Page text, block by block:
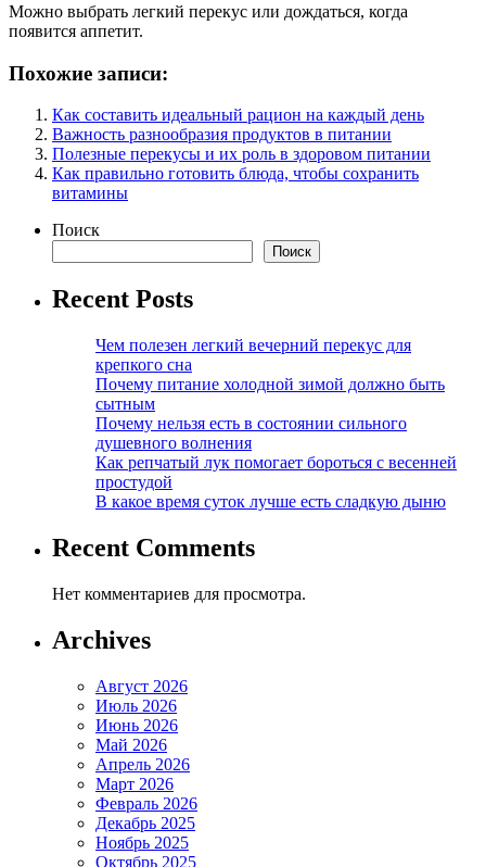
Можно выбрать легкий перекус или дождаться, когда
появится аппетит.
Похожие записи:
Как составить идеальный рацион на каждый день
Важность разнообразия продуктов в питании
Полезные перекусы и их роль в здоровом питании
Как правильно готовить блюда, чтобы сохранить
витамины
Поиск
Поиск
Recent Posts
Чем полезен легкий вечерний перекус для
крепкого сна
Почему питание холодной зимой должно быть
сытным
Почему нельзя есть в состоянии сильного
душевного волнения
Как репчатый лук помогает бороться с весенней
простудой
В какое время суток лучше есть сладкую дыню
Recent Comments
Нет комментариев для просмотра.
Archives
Август 2026
Июль 2026
Июнь 2026
Май 2026
Апрель 2026
Март 2026
Февраль 2026
Декабрь 2025
Ноябрь 2025
Октябрь 2025